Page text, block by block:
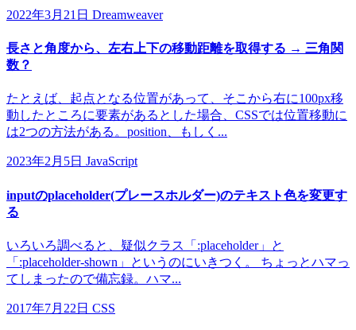
2022年3月21日 Dreamweaver
長さと角度から、左右上下の移動距離を取得する → 三角関
数？
たとえば、起点となる位置があって、そこから右に100px移
動したところに要素があるとした場合、CSSでは位置移動に
は2つの方法がある。position、もしく...
2023年2月5日 JavaScript
inputのplaceholder(プレースホルダー)のテキスト色を変更す
る
いろいろ調べると、疑似クラス「:placeholder」と
「:placeholder-shown」というのにいきつく。 ちょっとハマっ
てしまったので備忘録。ハマ...
2017年7月22日 CSS